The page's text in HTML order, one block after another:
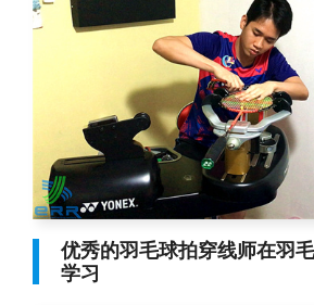
优秀的羽毛球拍穿线师在羽
学习